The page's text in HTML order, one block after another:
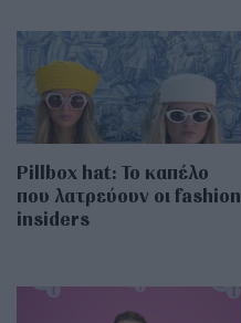
Pillbox hat: Το καπέλο
που λατρεύουν οι fashion
insiders